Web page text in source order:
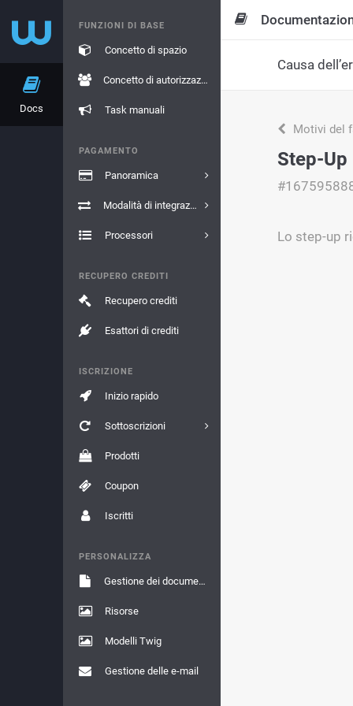
Docs
FUNZIONI DI BASE
Concetto di spazio
Concetto di autorizzazione
Task manuali
PAGAMENTO
Panoramica
Modalità di integrazione
Processori
RECUPERO CREDITI
Recupero crediti
Esattori di crediti
ISCRIZIONE
Inizio rapido
Sottoscrizioni
Prodotti
Coupon
Iscritti
PERSONALIZZA
Gestione dei documenti
Risorse
Modelli Twig
Gestione delle e-mail
Causa
Motivi del
Step-
Lo step-up